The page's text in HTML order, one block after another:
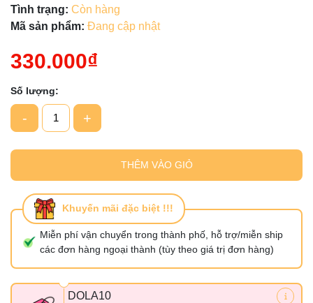
Tình trạng: Còn hàng
Mã sản phẩm: Đang cập nhật
330.000₫
Số lượng:
- +
THÊM VÀO GIỎ
Khuyến mãi đặc biệt !!!
Miễn phí vận chuyển trong thành phố, hỗ trợ/miễn ship
các đơn hàng ngoại thành (tùy theo giá trị đơn hàng)
DOLA10